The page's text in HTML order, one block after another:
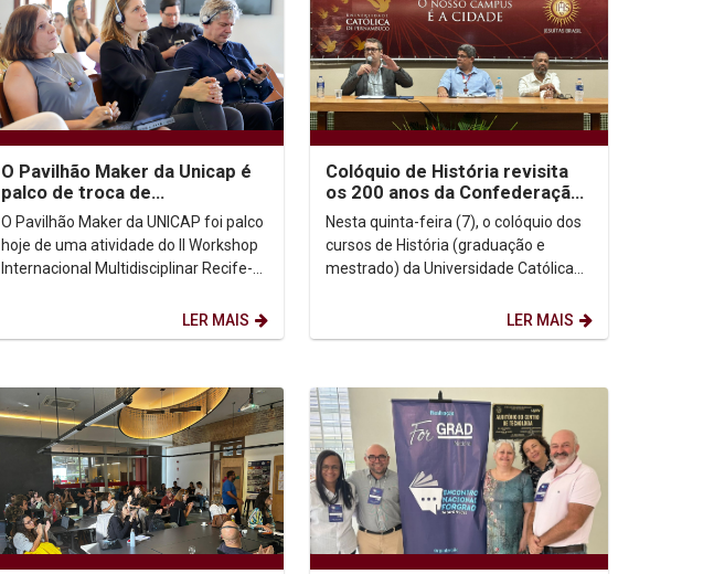
O Pavilhão Maker da Unicap é
palco de troca de
conhecimentos entre Recife e
Nantes
O Pavilhão Maker da UNICAP foi palco
hoje de uma atividade do II Workshop
Internacional Multidisciplinar Recife-
LER MAIS
Colóquio de História revisita
os 200 anos da Confederação
do Equador
Nesta quinta-feira (7), o colóquio dos
cursos de História (graduação e
mestrado) da Universidade Católica
LER MAIS